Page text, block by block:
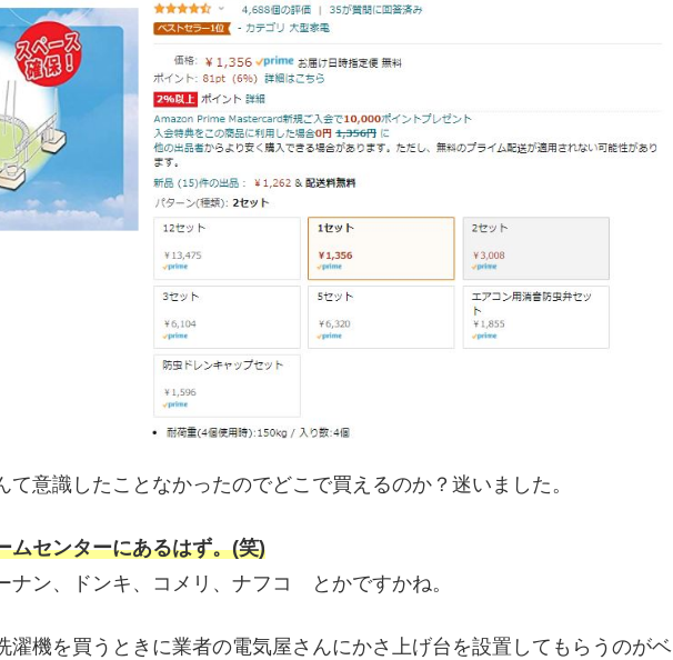
て意識したことなかったのでどこで買えるのか？迷いました。
ムセンターにあるはず。(笑)
ナン、ドンキ、コメリ、ナフコ とかですかね。
濯機を買うときに業者の電気屋さんにかさ上げ台を設置してもらうのがベ